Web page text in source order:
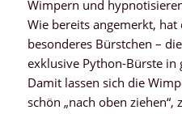
Wimpern und
Wie bereits angemerkt, hat
besonderes Bürstchen –
exklusive Python-Bürste in
Damit lassen sich die
schön „nach oben